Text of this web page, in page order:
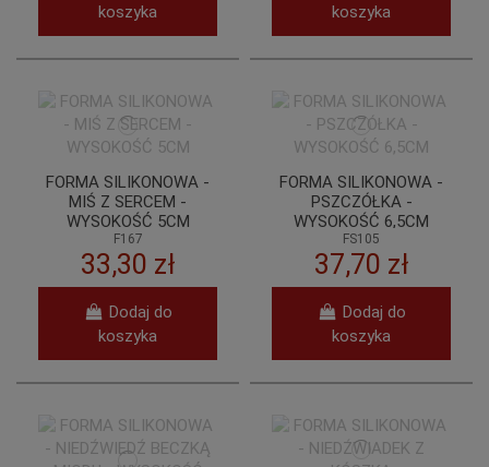
koszyka
koszyka
FORMA SILIKONOWA -
MIŚ Z SERCEM -
WYSOKOŚĆ 5CM
F167
33,30 zł
Dodaj do
koszyka
FORMA SILIKONOWA -
PSZCZÓŁKA -
WYSOKOŚĆ 6,5CM
FS105
37,70 zł
Dodaj do
koszyka